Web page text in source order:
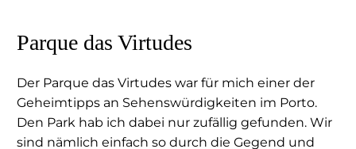
Parque das Virtudes
Der Parque das Virtudes war für mich einer der
Geheimtipps an Sehenswürdigkeiten im Porto.
Den Park hab ich dabei nur zufällig gefunden. Wir
sind nämlich einfach so durch die Gegend und